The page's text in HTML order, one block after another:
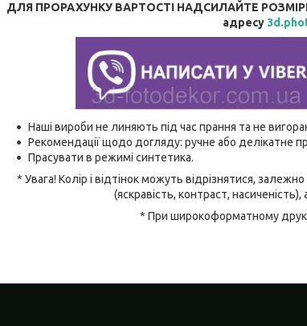
ДЛЯ ПРОРАХУНКУ ВАРТОСТІ НАДСИЛАЙТЕ РОЗМІРИ
адресу
Наші вироби не линяють під час прання та не
Рекомендації щодо догляду: ручне або делікатне
Прасувати в режимі синтетика.
* Увага! Колір і відтінок можуть відрізнятися,
(яскравість, контраст,
* При широкоформатному